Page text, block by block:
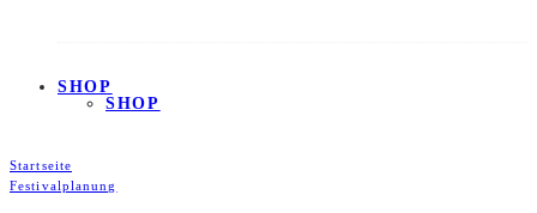
SHOP
SHOP
Startseite
Festivalplanung